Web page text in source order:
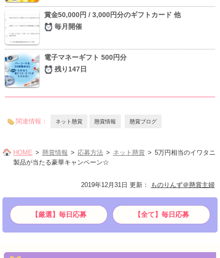
賞金50,000円 / 3,000円分のギフトカード 他
毎月開催
電子マネーギフト 500円分
残り147日
関連情報： ネット懸賞 懸賞情報 懸賞ブログ
HOME 懸賞情報 応募方法 ネット懸賞
5万円相当のイワタニ
製品が当たる豪華キャンペーン☆
2019年12月31日 更新 ： ものりんず＠懸賞主婦
【厳選】毎日応募 【全て】毎日応募